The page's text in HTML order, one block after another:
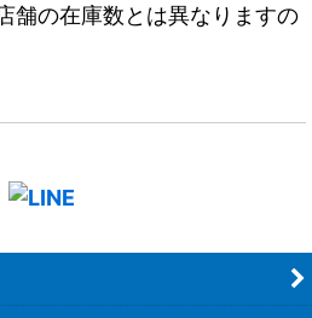
舗の在庫数とは異なりますの